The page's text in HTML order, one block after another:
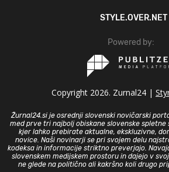
STYLE.OVER.NET
Powered by:
Copyright 2026. Zurnal24 |
Žurnal24.si je osrednji slovenski novičarski
med prve tri najbolj obiskane slovenske spletne
kjer lahko prebirate aktualne, ekskluzivne,
novice. Naši novinarji se pri svojem delu
kodeksa in informacije striktno preverjajo.
slovenskem medijskem prostoru in dajejo v
ne glede na politično ali kakršno koli drugo